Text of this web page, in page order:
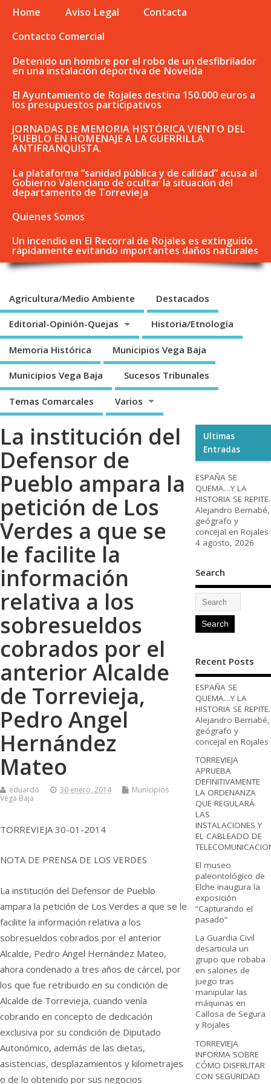
Home Aviso Legal
Contacta
Contacto Comercial
Detenido un hombre por el robo de un desfibrilador
en una instalación deportiva de Novelda
El Ayuntamiento de Rojales destina 150.000 euros a
los presupuestos participativos
JORNADAS DE MEMORIA HISTÓRICA VIENTO DEL
PUEBLO EN HOMENAJE A LA GUERRILLA
ANTIFRANQUISTA.
La plataforma “sanidad pública y de calidad” acusa al
Gobierno Valenciano de ocultar la situación del
departamento de Torrevieja
Quienes Somos
Un incendio en El Recorral de Rojales es extinguido
rápidamente evitando importantes daños naturales
Agricultura/Medio Ambiente Destacados
Editorial-Opinión-Quejas Historia/Etnología
Memoria Histórica Municipios Vega Baja
Municipios Vega Baja Sucesos Tribunales
Temas Comarcales Varios
La institución del
Defensor de
Pueblo ampara la
petición de Los
Verdes a que se
le facilite la
información
relativa a los
sobresueldos
cobrados por el
anterior Alcalde
de Torrevieja,
Pedro Angel
Hernández
Mateo
eduardo 30 enero, 2014
Municipios
Vega Baja
TORREVIEJA 30-01-2014
NOTA DE PRENSA DE LOS VERDES
La institución del Defensor de Pueblo
ampara la petición de Los Verdes a que se le
facilite la información relativa a los
sobresueldos cobrados por el anterior
Alcalde, Pedro Angel Hernández Mateo,
ahora condenado a tres años de cárcel, por
los que fue retribuido en su condición de
Alcalde de Torrevieja, cuando venía
cobrando en concepto de dedicación
exclusiva por su condición de Diputado
Autonómico, además de las dietas,
asistencias, desplazamientos y kilometrajes
o de lo obtenido por sus negocios
Ultimas
Entradas
ESPAÑA SE
QUEMA…Y LA
HISTORIA SE REPITE.
Alejandro Bernabé,
geógrafo y
concejal en Rojales
4 agosto, 2026
Search
Recent Posts
ESPAÑA SE
QUEMA…Y LA
HISTORIA SE REPITE.
Alejandro Bernabé,
geógrafo y
concejal en Rojales
TORREVIEJA
APRUEBA
DEFINITIVAMENTE
LA ORDENANZA
QUE REGULARÁ
LAS
INSTALACIONES Y
EL CABLEADO DE
El museo
paleontológico de
Elche inaugura la
exposición
“Capturando el
pasado”
La Guardia Civil
desarticula un
grupo que robaba
en salones de
juego tras
manipular las
máquinas en
Callosa de Segura
y Rojales
TORREVIEJA
INFORMA SOBRE
CÓMO DISFRUTAR
CON SEGURIDAD